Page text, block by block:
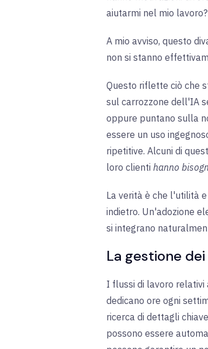
aiutarmi nel mio
A mio avviso, questo
non si stanno
Questo riflette ciò che
sul carrozzone dell'IA
oppure puntano sulla
essere un uso
ripetitive. Alcuni di
loro clienti hanno
La verità è che l'utilità
indietro. Un'adozione
si integrano
La gestione
I flussi di lavoro relativi
dedicano ore ogni
ricerca di dettagli
possono essere